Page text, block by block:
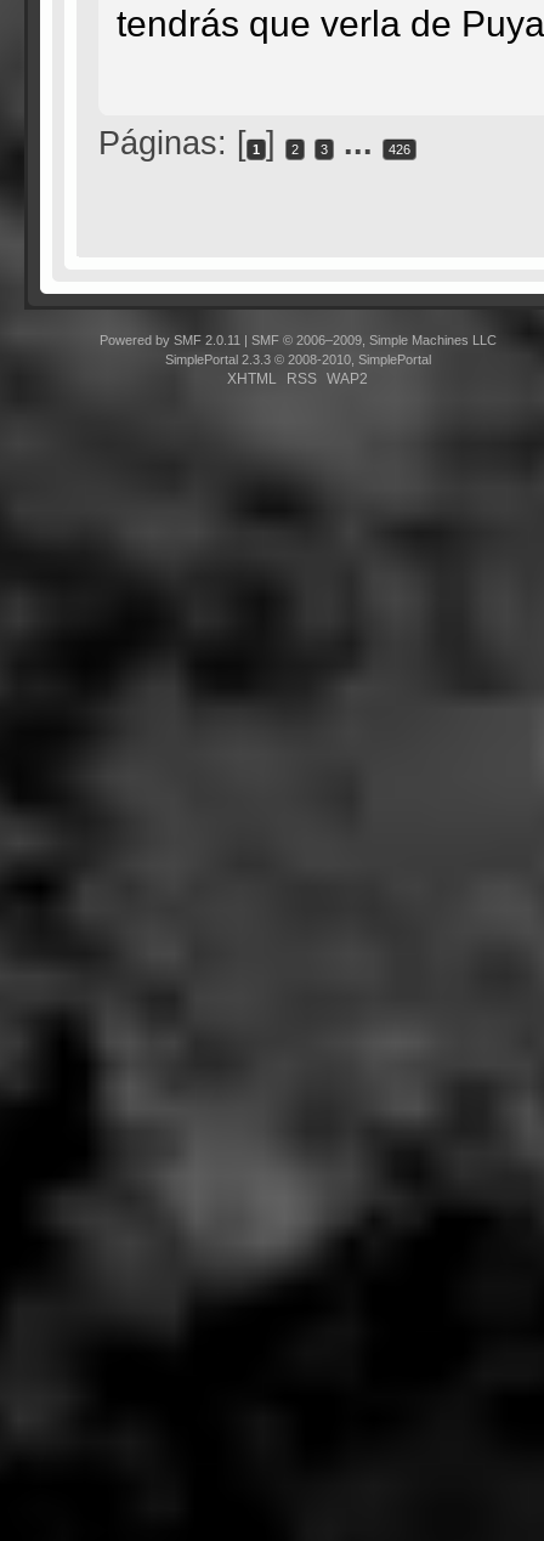
tendrás que verla de
Páginas: [ 1 ] 2 3 ... 426
Powered by SMF 2.0.11
SMF © 2006–2009, Simple Machines LLC
SimplePortal 2.3.3 © 2008-2010, SimplePortal
XHTML RSS WAP2